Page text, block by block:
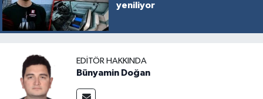
yeniliyor
EDITÖR HAKKINDA
Bünyamin Doğan